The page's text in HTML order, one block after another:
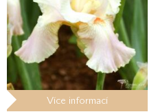
Více informací